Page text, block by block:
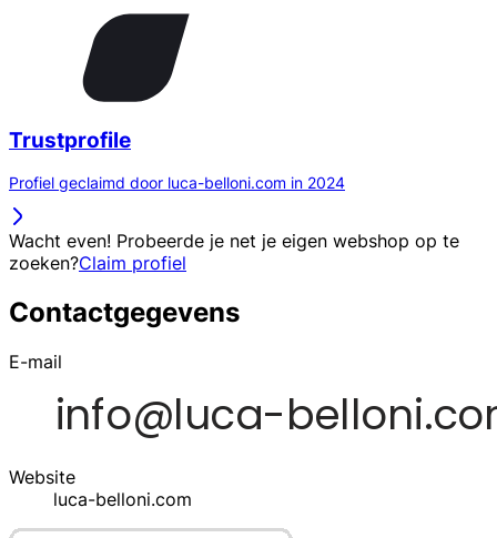
Trustprofile
Profiel geclaimd door luca-belloni.com in 2024
Wacht even! Probeerde je net je eigen webshop op te
zoeken?Claim profiel
Contactgegevens
E-mail
Website
luca-belloni.com